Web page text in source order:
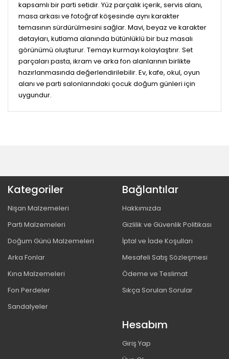
kapsamlı bir parti setidir. Yüz parçalık içerik, servis alanı,
masa arkası ve fotoğraf köşesinde aynı karakter
temasının sürdürülmesini sağlar. Mavi, beyaz ve karakter
detayları, kutlama alanında bütünlüklü bir buz masalı
görünümü oluşturur. Temayı kurmayı kolaylaştırır. Set
parçaları pasta, ikram ve arka fon alanlarının birlikte
hazırlanmasında değerlendirilebilir. Ev, kafe, okul, oyun
alanı ve parti salonlarındaki çocuk doğum günleri için
uygundur.
Kategoriler
Nişan Malzemeleri
Parti Malzemeleri
Doğum Günü Malzemeleri
Arka Fonlar
Kına Malzemeleri
Fon Perdeler
Sandalyeler
Bağlantılar
Hakkımızda
Gizlilik ve Güvenlik Politikası
İptal ve İade Koşulları
Mesafeli Satış Sözleşmesi
Ödeme ve Teslimat
Sıkça Sorulan Sorular
Hesabım
Giriş Yap